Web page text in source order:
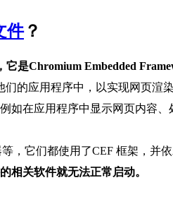
件？
是Chromium Embedded
们的应用程序中，以实现网页渲
如在应用程序中显示网页内容、
，它们都使用了CEF 框架，并
相关软件就无法正常启动。